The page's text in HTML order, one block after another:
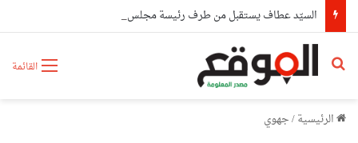
القائمة بحث عن
الرئيسية/جهوي